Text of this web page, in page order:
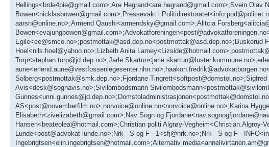
Hellings<brde4pie@gmail.com>;Are Hegrand<are.hegrand@gmail.com>;Svein Olav
Bowen<nicklasbowen@gmail.com>;Pressevakt i
aarsn@online.no>;Armend Qaushi<armendsky@gmail.com>;Alitcia
Hoel<nils.hoel@yahoo.no>;Lizbeth Anita
Torp<stephan.torp@jd.dep.no>;Jarle
Solberg<postmottak@smk.dep.no>;Fjordane
Avis<desk@sognavis.no>;Sivilombodsmann
AS<post@novemberfilm.no>;norvoice@online.no<norvoice@online.no>;Karina
Elisabeth<zivelizabeth@gmail.com>;Nav Sogn og
Hansen<beateolea@hotmail.com>;Christian politi Algrøy-
Lunde<post@advokat-lunde.no>;Nrk - S og F - 1<sfj@nrk.no>;Nrk - S og F -
Ingebrigtsen<elin.ingebrigtsen@hotmail.com>;Alternativ